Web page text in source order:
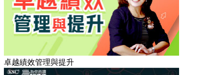
卓越績效管理與提升